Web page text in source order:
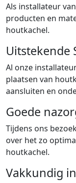
Als installateur
producten en
houtkachel.
Uitstekende
Al onze
plaatsen van
aansluiten en
Goede
Tijdens ons
over het zo
houtkachel.
Vakkundig